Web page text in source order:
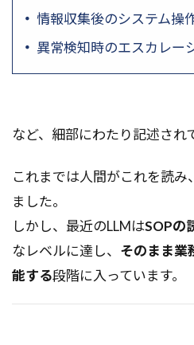
情報収集後のシステム操
異常検知時のエスカレー
など、細部にわたり記述され
これまでは人間がこれを読み
ました。
しかし、最近のLLMはSOPの
なレベルに達し、 そのまま業
能する段階に入っています。